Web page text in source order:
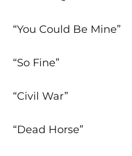
“You Could Be Mine”
“So Fine”
“Civil War”
“Dead Horse”